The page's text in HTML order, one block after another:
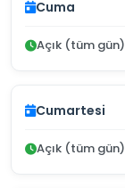
Cuma
Açık (tüm gün)
Cumartesi
Açık (tüm gün)